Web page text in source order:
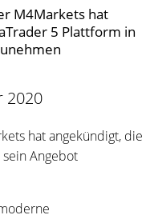
M4Markets hat
5 Plattform in
2020
hat angekündigt, die
sein Angebot